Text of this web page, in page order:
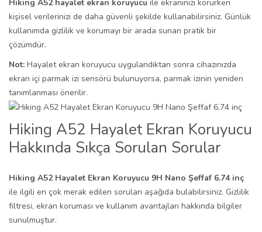
Hiking A52 hayalet ekran koruyucu ile ekranınızı korurken
kişisel verilerinizi de daha güvenli şekilde kullanabilirsiniz. Günlük
kullanımda gizlilik ve korumayı bir arada sunan pratik bir
çözümdür.
Not: Hayalet ekran koruyucu uygulandıktan sonra cihazınızda
ekran içi parmak izi sensörü bulunuyorsa, parmak izinin yeniden
tanımlanması önerilir.
Hiking A52 Hayalet Ekran Koruyucu
Hakkında Sıkça Sorulan Sorular
Hiking A52 Hayalet Ekran Koruyucu 9H Nano Şeffaf 6.74 inç
ile ilgili en çok merak edilen soruları aşağıda bulabilirsiniz. Gizlilik
filtresi, ekran koruması ve kullanım avantajları hakkında bilgiler
sunulmuştur.